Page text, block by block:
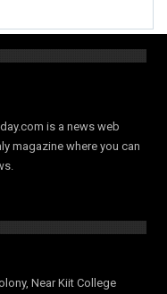
is a news web
magazine where you can
Near Kiit College